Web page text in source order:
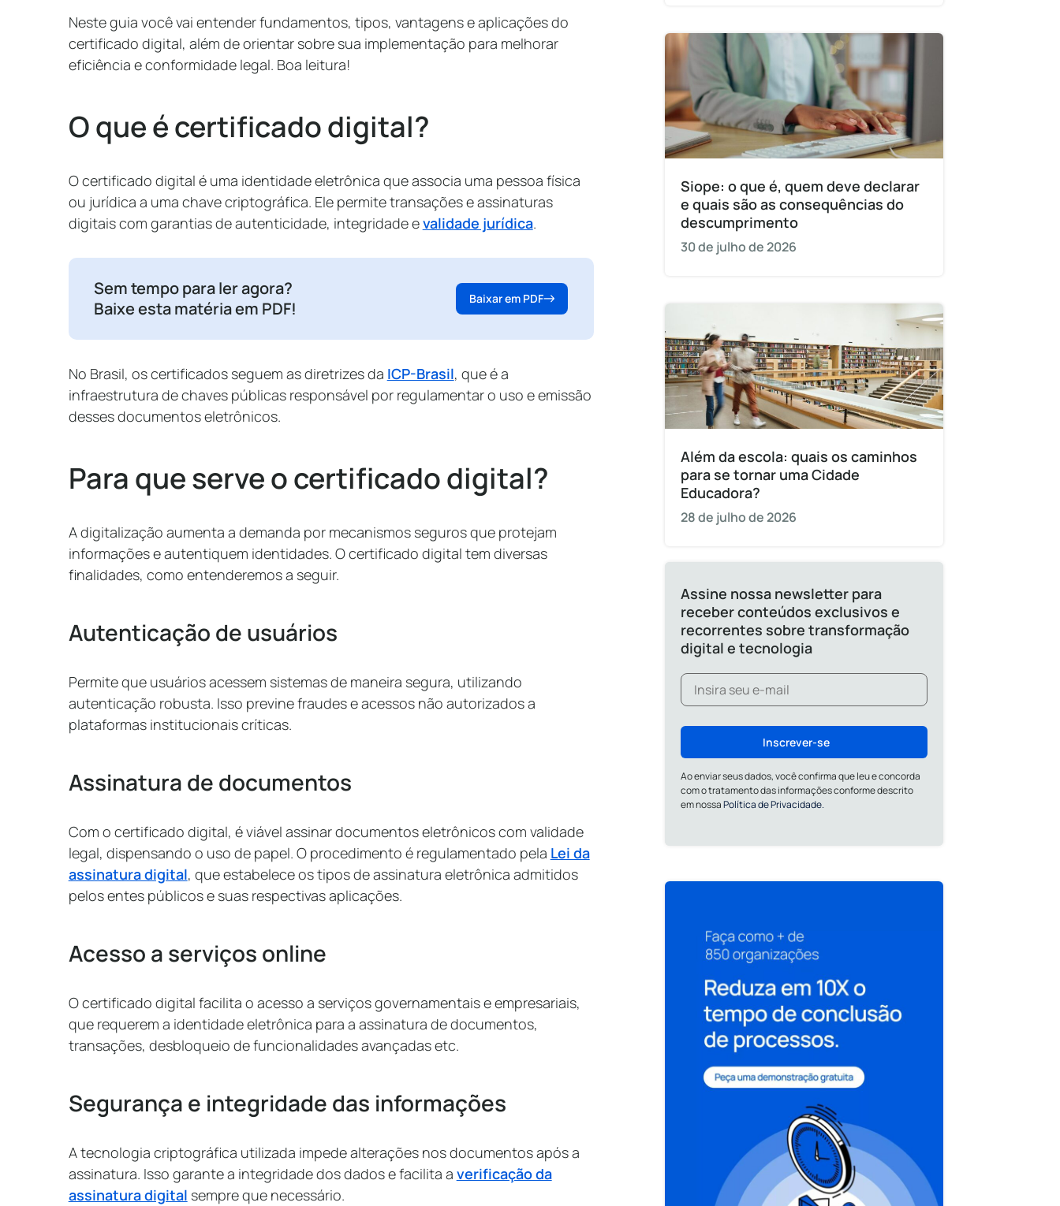
Neste guia você vai entender fundamentos, tipos, vantagens e aplicações do
certificado digital, além de orientar sobre sua implementação para melhorar
eficiência e conformidade legal. Boa leitura!
O que é certificado digital?
O certificado digital é uma identidade eletrônica que associa uma pessoa física
ou jurídica a uma chave criptográfica. Ele permite transações e assinaturas
digitais com garantias de autenticidade, integridade evalidade jurídica.
Sem tempo para ler agora?
Baixe esta matéria em PDF!
Baixar em PDF
No Brasil, os certificados seguem as diretrizes da ICP-Brasil, que é a
infraestrutura de chaves públicas responsável por regulamentar o uso e emissão
desses documentos eletrônicos.
Para que serve o certificado digital?
A digitalização aumenta a demanda por mecanismos seguros que protejam
informações e autentiquem identidades. O certificado digital tem diversas
finalidades, como entenderemos a seguir.
Autenticação de usuários
Permite que usuários acessem sistemas de maneira segura, utilizando
autenticação robusta. Isso previne fraudes e acessos não autorizados a
plataformas institucionais críticas.
Assinatura de documentos
Com o certificado digital, é viável assinar documentos eletrônicos com validade
legal, dispensando o uso de papel. O procedimento é regulamentado pela Lei da
assinatura digital, que estabelece os tipos de assinatura eletrônica admitidos
pelos entes públicos e suas respectivas aplicações.
Acesso a serviços online
O certificado digital facilita o acesso a serviços governamentais e empresariais,
que requerem a identidade eletrônica para a assinatura de documentos,
transações, desbloqueio de funcionalidades avançadas etc.
Segurança e integridade das informações
A tecnologia criptográfica utilizada impede alterações nos documentos após a
assinatura. Isso garante a integridade dos dados e facilita a verificação da
assinatura digital sempre que necessário.
Siope: o que é, quem deve declarar
e quais são as consequências do
descumprimento
30 de julho de 2026
Além da escola: quais os caminhos
para se tornar uma Cidade
Educadora?
28 de julho de 2026
Assine nossa newsletter para
receber conteúdos exclusivos e
recorrentes sobre transformação
digital e tecnologia
Inscrever-se
Ao enviar seus dados, você confirma que leu e concorda
com o tratamento das informações conforme descrito
em nossaPolítica de Privacidade.